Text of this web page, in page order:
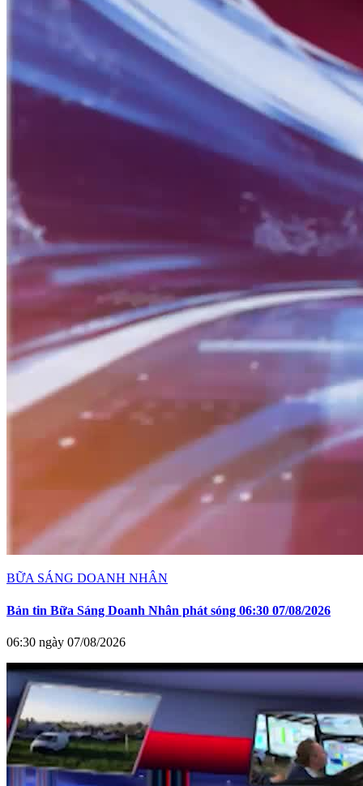
BỮA SÁNG DOANH NHÂN
Bản tin Bữa Sáng Doanh Nhân phát sóng 06:30 07/08/2026
06:30 ngày 07/08/2026